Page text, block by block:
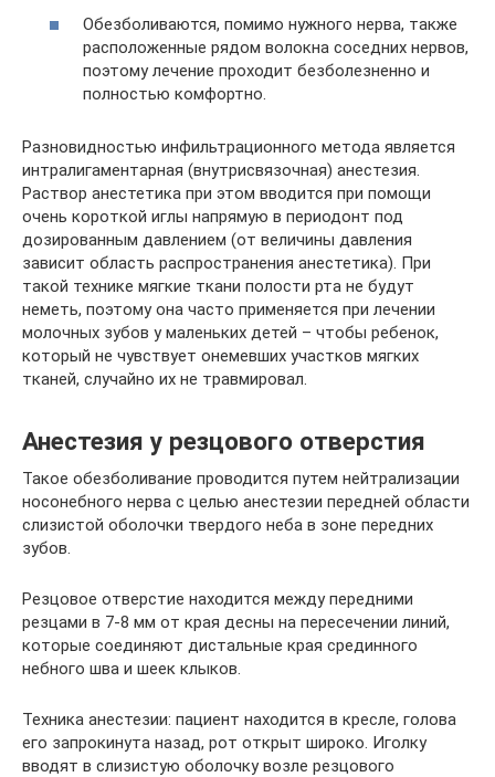
Обезболиваются, помимо нужного нерва, также
расположенные рядом волокна соседних нервов,
поэтому лечение проходит безболезненно и
полностью комфортно.
Разновидностью инфильтрационного метода является
интралигаментарная (внутрисвязочная) анестезия.
Раствор анестетика при этом вводится при помощи
очень короткой иглы напрямую в периодонт под
дозированным давлением (от величины давления
зависит область распространения анестетика). При
такой технике мягкие ткани полости рта не будут
неметь, поэтому она часто применяется при лечении
молочных зубов у маленьких детей – чтобы ребенок,
который не чувствует онемевших участков мягких
тканей, случайно их не травмировал.
Анестезия у резцового отверстия
Такое обезболивание проводится путем нейтрализации
носонебного нерва с целью анестезии передней области
слизистой оболочки твердого неба в зоне передних
зубов.
Резцовое отверстие находится между передними
резцами в 7-8 мм от края десны на пересечении линий,
которые соединяют дистальные края срединного
небного шва и шеек клыков.
Техника анестезии: пациент находится в кресле, голова
его запрокинута назад, рот открыт широко. Иголку
вводят в слизистую оболочку возле резцового